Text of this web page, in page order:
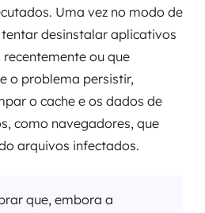
Uma vez no modo de
desinstalar aplicativos
ou que
o problema persistir,
o cache e os dados de
como navegadores, que
arquivos infectados.
que, embora a